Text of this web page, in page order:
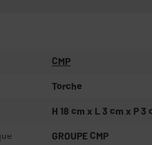
CMP
Torche
H 18 cm x L 3 cm x P 3
GROUPE CMP